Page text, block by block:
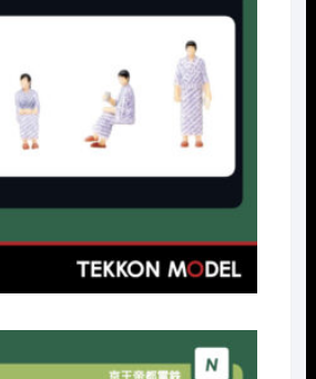
¥32,450
し
た。
は
で
す。